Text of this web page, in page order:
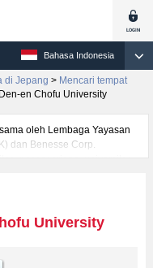
Bahasa Indonesia
di Jepang > Mencari tempat
Den-en Chofu University
oleh Lembaga Yayasan
dan Benesse Corp.
pascasarjana, universitas
and WelfareatauFakultas
informasi yang
kuota untuk jumlah
akses jalan, dan
University